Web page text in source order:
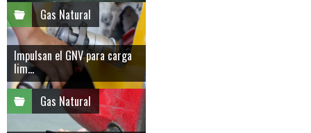
Gas Natural
Impulsan el GNV para carga
lim...
Gas Natural